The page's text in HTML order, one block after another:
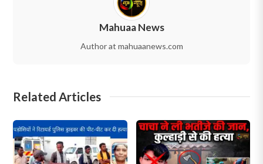
Mahuaa News
Author at mahuaanews.com
Related Articles